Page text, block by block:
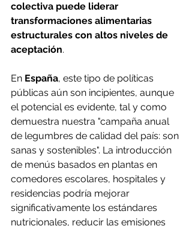
colectiva puede liderar
transformaciones alimentarias
estructurales con altos niveles de
aceptación.
En España, este tipo de políticas
públicas aún son incipientes, aunque
el potencial es evidente, tal y como
demuestra nuestra "campaña anual
de legumbres de calidad del país: son
sanas y sostenibles". La introducción
de menús basados en plantas en
comedores escolares, hospitales y
residencias podría mejorar
significativamente los estándares
nutricionales, reducir las emisiones